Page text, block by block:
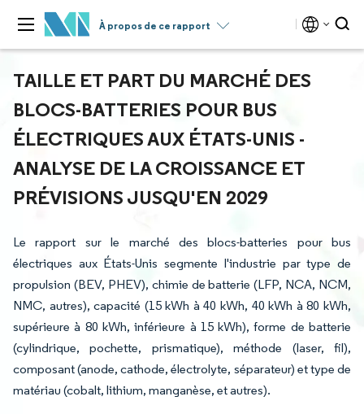
À propos de ce rapport
TAILLE ET PART DU MARCHÉ DES
BLOCS-BATTERIES POUR BUS
ÉLECTRIQUES AUX ÉTATS-UNIS -
ANALYSE DE LA CROISSANCE ET
PRÉVISIONS JUSQU'EN 2029
Le rapport sur le marché des blocs-batteries pour bus
électriques aux États-Unis segmente l'industrie par type de
propulsion (BEV, PHEV), chimie de batterie (LFP, NCA, NCM,
NMC, autres), capacité (15 kWh à 40 kWh, 40 kWh à 80 kWh,
supérieure à 80 kWh, inférieure à 15 kWh), forme de batterie
(cylindrique, pochette, prismatique), méthode (laser, fil),
composant (anode, cathode, électrolyte, séparateur) et type de
matériau (cobalt, lithium, manganèse, et autres).